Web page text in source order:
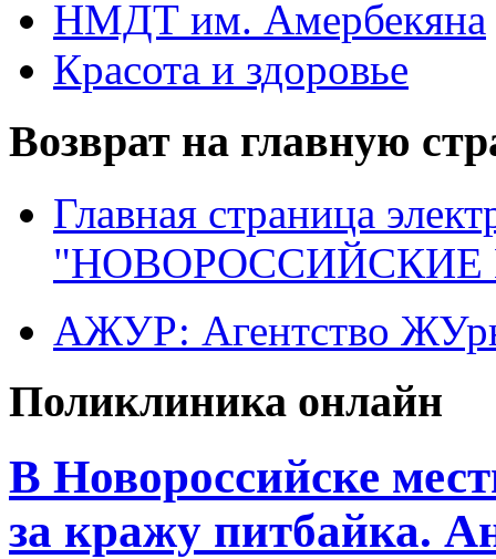
НМДТ им. Амербекяна
Красота и здоровье
Возврат на главную
Главная страница
"НОВОРОССИЙСКИЕ
АЖУР: Агентство
Поликлиника онлайн
В Новороссийске
за кражу питбайка.